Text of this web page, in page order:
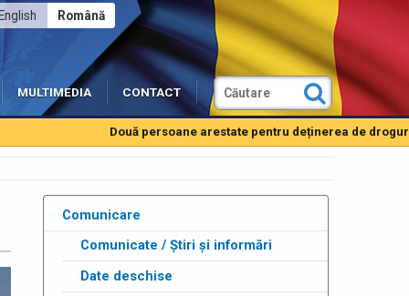
Română
English
MULTIMEDIA CONTACT
Două persoane arestate pentru deținerea de droguri de
Comunicare
Comunicate / Știri și informări
Date deschise